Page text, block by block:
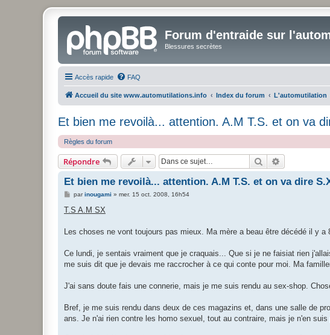
Forum d'entraide sur
Blessures secrètes
Accès rapide FAQ
Accueil du site www.automutilations.info Index du forum L'automutilation
Et bien me revoilà... attention. A.M T.S. et on va
Règles du forum
Répondre Rechercher
Et bien me revoilà... attention. A.M T.S. et on va dire
M
s
s
g
parinougami » mer. 15 oct. 2008, 16h54
T.S A.M SX
Les choses ne vont toujours pas mieux. Ma mère a beau être décédé il y
Ce lundi, je sentais vraiment que je craquais... Que si je ne faisiat rien
me suis dit que je devais me raccrocher à ce qui conte pour moi. Ma
J'ai sans doute fais une connerie, mais je me suis rendu au sex-shop.
Bref, je me suis rendu dans deux de ces magazins et, dans une salle de
ans. Je n'ai rien contre les homo sexuel, tout au contraire, mais je n'en suis